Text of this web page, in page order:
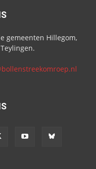
gemeenten Hillegom,